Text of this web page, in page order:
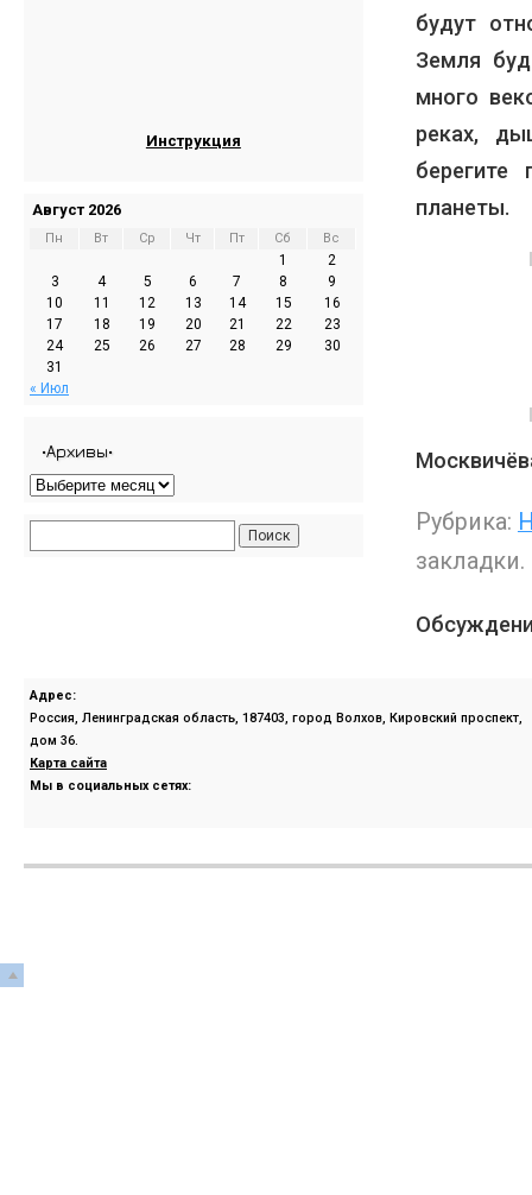
будут
Земля
много
реках,
планеты.
Рубрика:
закладки.
Инструкция
Август 2026
Пн Вт Ср Чт Пт Сб Вс
1
2
3
4 5 6 7 8
9
10
11 12 13 14 15
16
17
18 19 20 21 22
23
24
25 26 27 28 29
30
31
« Июл
•Архивы•
Адрес:
Россия, Ленинградская область, 187403, город Волхов, Кировский проспект,
дом 36.
Карта сайта
Мы в социальных сетях: